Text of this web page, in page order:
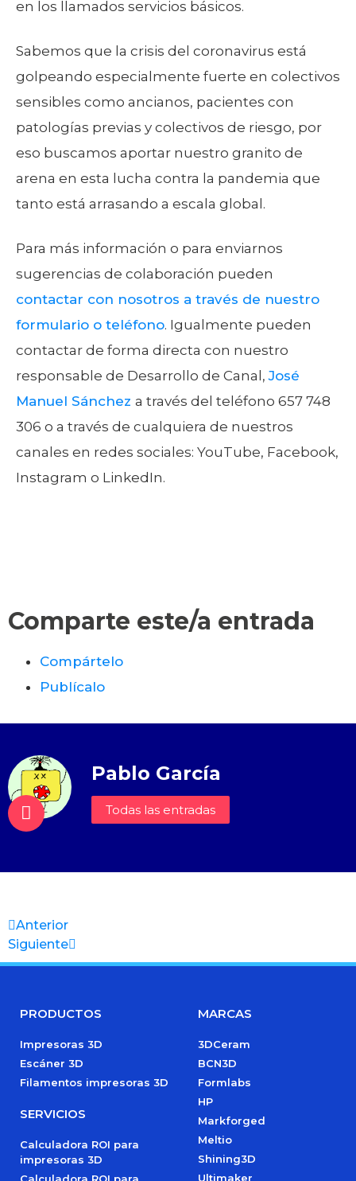
en los llamados servicios básicos.
Sabemos que la crisis del coronavirus está
golpeando especialmente fuerte en colectivos
sensibles como ancianos, pacientes con
patologías previas y colectivos de riesgo, por
eso buscamos aportar nuestro granito de
arena en esta lucha contra la pandemia que
tanto está arrasando a escala global.
Para más información o para enviarnos
sugerencias de colaboración pueden
contactar con nosotros a través de nuestro
formulario o teléfono. Igualmente pueden
contactar de forma directa con nuestro
responsable de Desarrollo de Canal,José
Manuel Sánchez a través del teléfono 657 748
306 o a través de cualquiera de nuestros
canales en redes sociales: YouTube, Facebook,
Instagram o LinkedIn.
Comparte este/a entrada
Compártelo
Publícalo
Pablo García
Todas las entradas
Anterior
Siguiente
PRODUCTOS
Impresoras 3D
Escáner 3D
Filamentos impresoras 3D
SERVICIOS
Calculadora ROI para
impresoras 3D
Calculadora ROI para
MARCAS
3DCeram
BCN3D
Formlabs
HP
Markforged
Meltio
Shining3D
Ultimaker